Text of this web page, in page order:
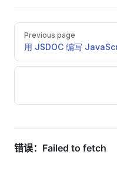
Pager
Previous page
用 JSDOC 编写